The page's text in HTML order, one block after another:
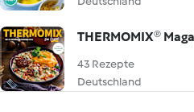
THERMOMIX®
43 Rezepte
Deutschland